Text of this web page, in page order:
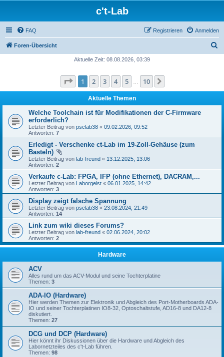
c't-Lab
FAQ Anmelden
Registrieren
Foren-Übersicht
e
Aktuelle Zeit: 08.08.2026, 03:39
Seite 1von 10
1 2 3 4 5 10
Aktuelle Themen
Welche Toolchain ist für Modifikationen der C-Firmware
erforderlich?
Letzter Beitrag von psclab38 « 09.02.2026, 09:52
Antworten: 7
Erledigt - Verschenke ct-Lab im 19-Zoll-Gehäuse (zum
Basteln)
Letzter Beitrag von lab-freund « 13.12.2025, 13:06
Antworten: 2
Verkaufe c-Lab: FPGA, IFP (ohne Ethernet), DACRAM,...
Letzter Beitrag von Laborgeist « 06.01.2025, 14:42
Antworten: 3
Display zeigt falsche Spannung
Letzter Beitrag von psclab38 « 23.08.2024, 21:49
Antworten: 14
Link zum wiki dieses Forums?
Letzter Beitrag von lab-freund « 02.06.2024, 20:02
Antworten: 2
Hardware
ACV
Alles rund um das ACV-Modul und seine Tochterplatine
Themen: 3
ADA-IO (Hardware)
Hier werden Themen zur Elektronik und Abgleich des Port-Motherboards ADA-
IO und seiner Tochterplatinen IO8-32, Optoschaltstufe, AD16-8 und DA12-8
diskutiert.
Themen: 27
DCG und DCP (Hardware)
Hier könnt ihr Diskussionen über die Hardware und Abgleich des
Labornetzteiles des c't-Lab führen.
Themen: 98